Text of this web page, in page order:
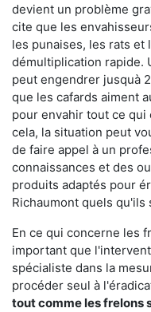
devient un problème
cite que les
les punaises, les rats et
démultiplication rapide.
peut engendrer jusquà
que les cafards aiment
pour envahir tout ce qui
cela, la situation peut
de faire appel à un
connaissances et des
produits adaptés pour
Richaumont quels qu'ils
En ce qui concerne les
important que
spécialiste dans la
procéder seul à
tout comme les frelons